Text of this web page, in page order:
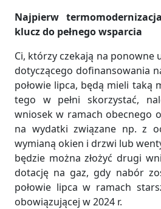
Najpierw
klucz do pełnego wsparcia
Ci, którzy czekają na ponowne
dotyczącego dofinansowania
połowie lipca, będą mieli taką
tego w pełni skorzystać,
wniosek w ramach obecnego
na wydatki związane np. z
wymianą okien i drzwi lub
będzie można złożyć drugi
dotację na gaz, gdy nabór
połowie lipca w ramach
obowiązującej w 2024 r.